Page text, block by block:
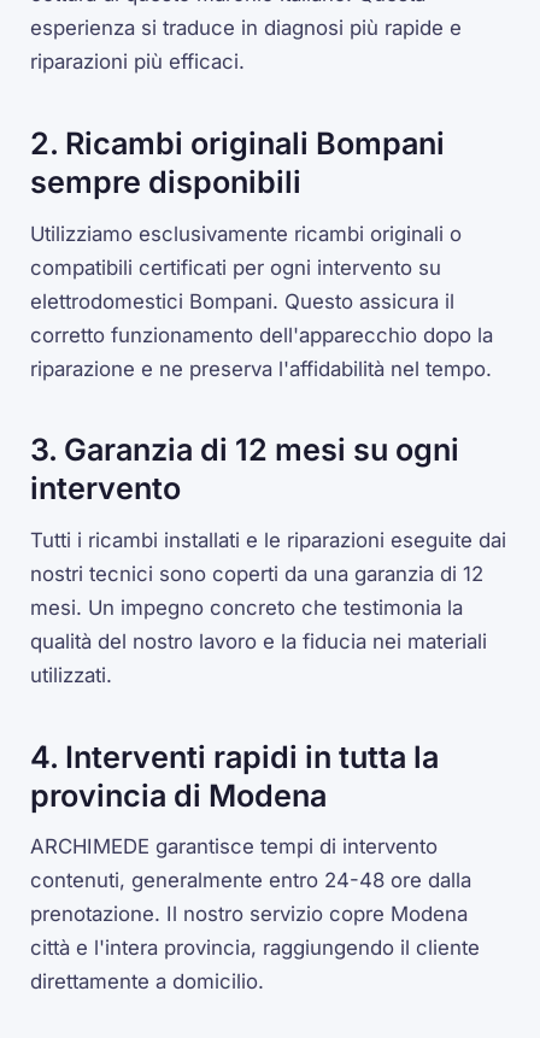
esperienza si traduce in diagnosi più rapide e
riparazioni più efficaci.
2. Ricambi originali Bompani
sempre disponibili
Utilizziamo esclusivamente ricambi originali o
compatibili certificati per ogni intervento su
elettrodomestici Bompani. Questo assicura il
corretto funzionamento dell'apparecchio dopo la
riparazione e ne preserva l'affidabilità nel tempo.
3. Garanzia di 12 mesi su ogni
intervento
Tutti i ricambi installati e le riparazioni eseguite dai
nostri tecnici sono coperti da una garanzia di 12
mesi. Un impegno concreto che testimonia la
qualità del nostro lavoro e la fiducia nei materiali
utilizzati.
4. Interventi rapidi in tutta la
provincia di Modena
ARCHIMEDE garantisce tempi di intervento
contenuti, generalmente entro 24-48 ore dalla
prenotazione. Il nostro servizio copre Modena
città e l'intera provincia, raggiungendo il cliente
direttamente a domicilio.